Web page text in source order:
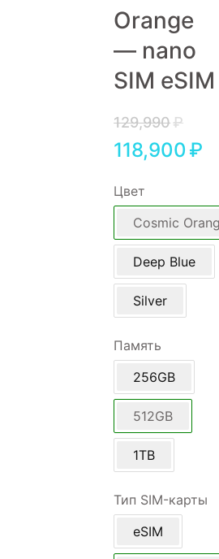
Orange
— nano
SIM eSIM
129,990₽
118,900₽
Цвет
Cosmic
Deep Blue
Silver
Память
256GB
512GB
1TB
Тип SIM-карты
eSIM